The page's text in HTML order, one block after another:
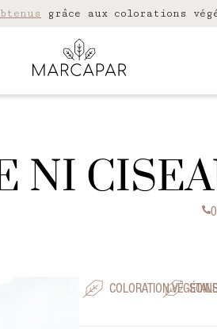
grâce aux colorations
NI
COLORATION VÉGÉTALE